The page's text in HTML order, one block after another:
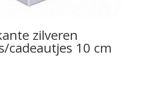
zilveren
cadeautjes 10 cm